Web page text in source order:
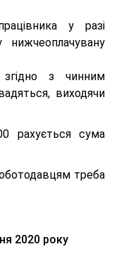
у разі
з чинним
виходячи
рахується сума
треба
2020 року